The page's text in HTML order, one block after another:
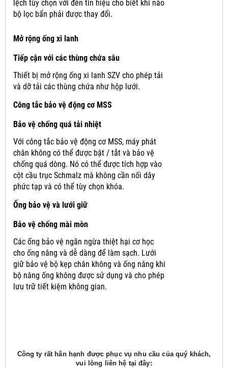
lệch tùy chọn với đèn tín hiệu cho biết khi nào
bộ lọc bẩn phải được thay đổi.
Mở rộng ống xi lanh
Tiếp cận với các thùng chứa sâu
Thiết bị mở rộng ống xi lanh SZV cho phép tải
và dỡ tải các thùng chứa như hộp lưới.
Công tắc bảo vệ động cơ MSS
Bảo vệ chống quá tải nhiệt
Với công tắc bảo vệ động cơ MSS, máy phát
chân không có thể được bật / tắt và bảo vệ
chống quá dòng. Nó có thể được tích hợp vào
cột cầu trục Schmalz mà không cần nối dây
phức tạp và có thể tùy chọn khóa.
Ống bảo vệ và lưới giữ
Bảo vệ chống mài mòn
Các ống bảo vệ ngăn ngừa thiệt hại cơ học
cho ống nâng và dễ dàng để làm sạch. Lưới
giữ bảo vệ bộ kẹp chân không và ống nâng khi
bộ nâng ống không được sử dụng và cho phép
lưu trữ tiết kiệm không gian.
Công ty rất hân hạnh được phục vụ nhu cầu của quý khách,
vui lòng liên hệ tại đây: